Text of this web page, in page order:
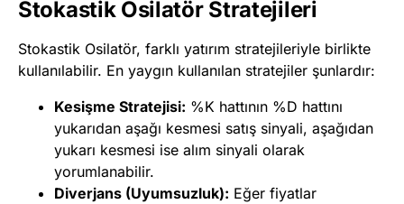
Stokastik Osilatör Stratejileri
Stokastik Osilatör, farklı yatırım stratejileriyle birlikte
kullanılabilir. En yaygın kullanılan stratejiler şunlardır:
Kesişme Stratejisi: %K hattının %D hattını
yukarıdan aşağı kesmesi satış sinyali, aşağıdan
yukarı kesmesi ise alım sinyali olarak
yorumlanabilir.
Diverjans (Uyumsuzluk): Eğer fiyatlar